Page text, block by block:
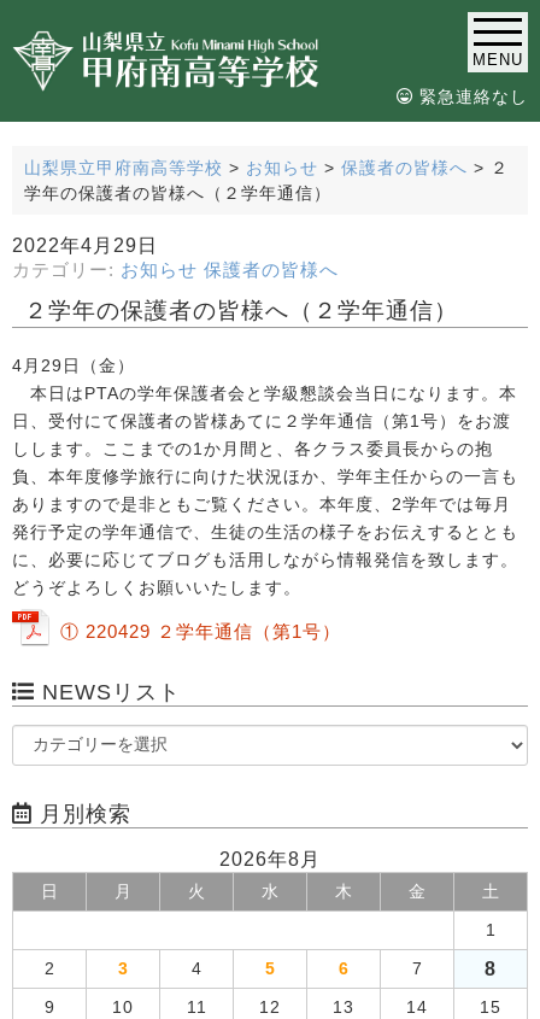
MENU
緊急連絡なし
山梨県立甲府南高等学校 > お知らせ > 保護者の皆様へ > ２
学年の保護者の皆様へ（２学年通信）
2022年4月29日
カテゴリー: お知らせ 保護者の皆様へ
２学年の保護者の皆様へ（２学年通信）
4月29日（金）
本日はPTAの学年保護者会と学級懇談会当日になります。本
日、受付にて保護者の皆様あてに２学年通信（第1号）をお渡
しします。ここまでの1か月間と、各クラス委員長からの抱
負、本年度修学旅行に向けた状況ほか、学年主任からの一言も
ありますので是非ともご覧ください。本年度、2学年では毎月
発行予定の学年通信で、生徒の生活の様子をお伝えするととも
に、必要に応じてブログも活用しながら情報発信を致します。
どうぞよろしくお願いいたします。
① 220429 ２学年通信（第1号）
NEWSリスト
月別検索
2026年8月
日 月 火 水 木 金 土
1
2 3 4 5 6 7 8
9 10 11 12 13 14 15